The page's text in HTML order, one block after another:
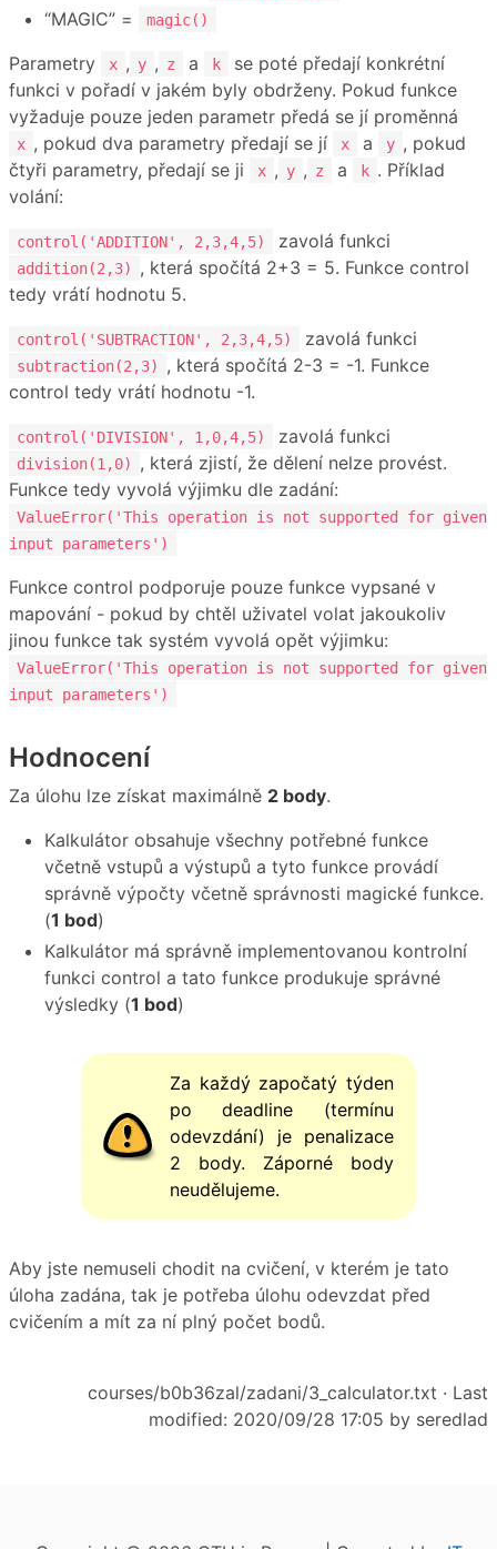
“MAGIC” = magic()
Parametry x , y , z a k
se poté předají konkrétní
funkci v pořadí v jakém byly obdrženy. Pokud funkce
vyžaduje pouze jeden parametr předá se jí proměnná
x , pokud dva parametry předají se jí x a y , pokud
čtyři parametry, předají se ji
x , y , z a k . Příklad
volání:
control('ADDITION', 2,3,4,5) zavolá funkci
addition(2,3)
, která spočítá 2+3 = 5. Funkce control
tedy vrátí hodnotu 5.
control('SUBTRACTION', 2,3,4,5) zavolá funkci
subtraction(2,3)
, která spočítá 2-3 = -1. Funkce
control tedy vrátí hodnotu -1.
control('DIVISION', 1,0,4,5) zavolá funkci
division(1,0)
, která zjistí, že dělení nelze provést.
Funkce tedy vyvolá výjimku dle zadání:
ValueError('This operation is not supported for given
input parameters')
Funkce control podporuje pouze funkce vypsané v
mapování - pokud by chtěl uživatel volat jakoukoliv
jinou funkce tak systém vyvolá opět výjimku:
ValueError('This operation is not supported for given
input parameters')
Hodnocení
Za úlohu lze získat maximálně 2 body.
Kalkulátor obsahuje všechny potřebné funkce
včetně vstupů a výstupů a tyto funkce provádí
správně výpočty včetně správnosti magické funkce.
(1 bod)
Kalkulátor má správně implementovanou kontrolní
funkci control a tato funkce produkuje správné
výsledky (1 bod)
Za každý započatý týden
po deadline (termínu
odevzdání) je penalizace
2 body. Záporné body
neudělujeme.
Aby jste nemuseli chodit na cvičení, v kterém je tato
úloha zadána, tak je potřeba úlohu odevzdat před
cvičením a mít za ní plný počet bodů.
courses/b0b36zal/zadani/3_calculator.txt · Last
modified: 2020/09/28 17:05 by seredlad